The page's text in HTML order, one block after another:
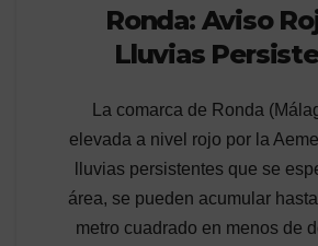
Ronda: Aviso
Lluvias
La comarca de Ronda
elevada a nivel rojo por la
lluvias persistentes que se
área, se pueden acumular
metro cuadrado en menos de